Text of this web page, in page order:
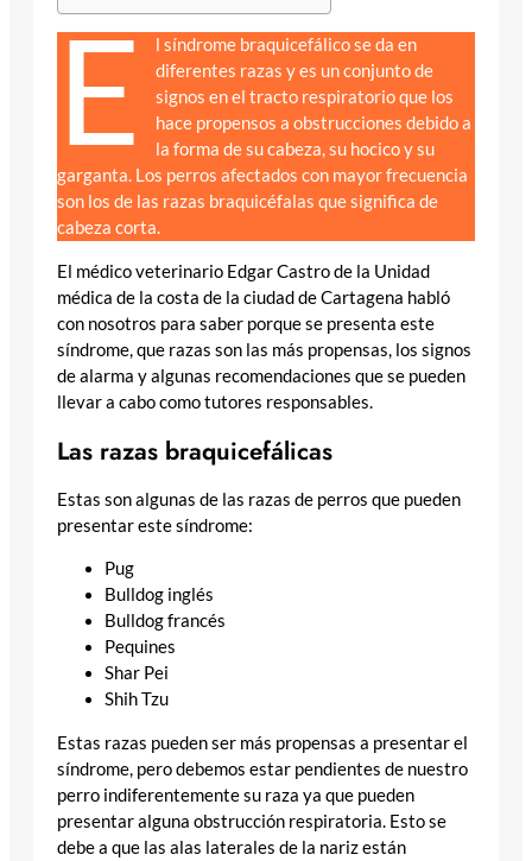
E
l síndrome braquicefálico se da en
diferentes razas y es un conjunto de
signos en el tracto respiratorio que los
hace propensos a obstrucciones debido a
la forma de su cabeza, su hocico y su
garganta. Los perros afectados con mayor frecuencia
son los de las razas braquicéfalas que significa de
cabeza corta.
El médico veterinario Edgar Castro de la Unidad
médica de la costa de la ciudad de Cartagena habló
con nosotros para saber porque se presenta este
síndrome, que razas son las más propensas, los signos
de alarma y algunas recomendaciones que se pueden
llevar a cabo como tutores responsables.
Las razas braquicefálicas
Estas son algunas de las razas de perros que pueden
presentar este síndrome:
Pug
Bulldog inglés
Bulldog francés
Pequines
Shar Pei
Shih Tzu
Estas razas pueden ser más propensas a presentar el
síndrome, pero debemos estar pendientes de nuestro
perro indiferentemente su raza ya que pueden
presentar alguna obstrucción respiratoria. Esto se
debe a que las alas laterales de la nariz están